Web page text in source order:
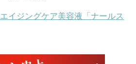
イジングケア美容液「ナールス